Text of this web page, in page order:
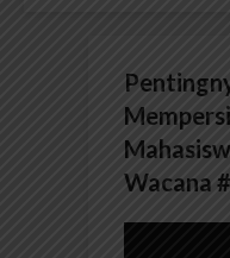
Wacana